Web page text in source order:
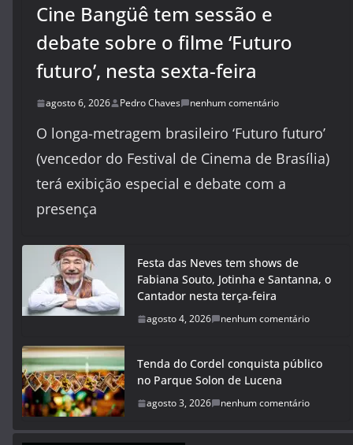
Cine Bangüê tem sessão e
debate sobre o filme ‘Futuro
futuro’, nesta sexta-feira
agosto 6, 2026 Pedro Chaves nenhum comentário
O longa-metragem brasileiro ‘Futuro futuro’
(vencedor do Festival de Cinema de Brasília)
terá exibição especial e debate com a
presença
Festa das Neves tem shows de
Fabiana Souto, Jotinha e Santanna, o
Cantador nesta terça-feira
agosto 4, 2026 nenhum comentário
Tenda do Cordel conquista público
no Parque Solon de Lucena
agosto 3, 2026 nenhum comentário